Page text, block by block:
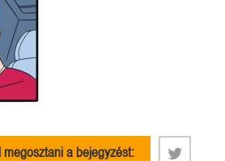
megosztani a bejegyzést: